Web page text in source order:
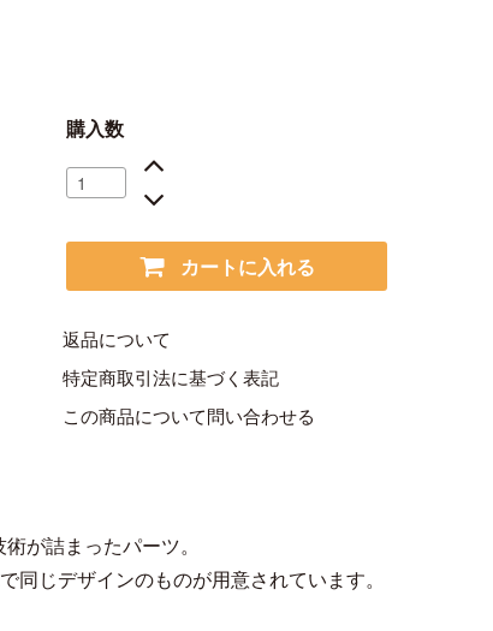
購入数
カートに入れる
返品について
特定商取引法に基づく表記
この商品について問い合わせる
が詰まったパーツ。
同じデザインのものが用意されています。